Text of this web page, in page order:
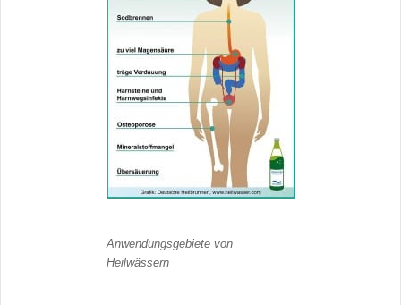
Anwendungsgebiete von
Heilwässern